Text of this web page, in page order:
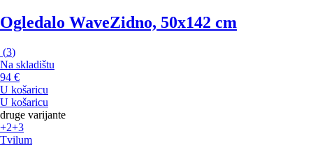
Ogledalo WaveZidno, 50x142 cm
(3)
Na skladištu
94 €
U košaricu
U košaricu
druge varijante
+2+3
Tvilum